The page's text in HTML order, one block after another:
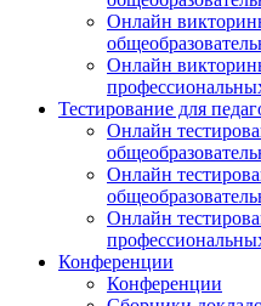
Онлайн
Онлайн
Тестирование для
Онлайн
Онлайн
Онлайн
Конференции
Конференции